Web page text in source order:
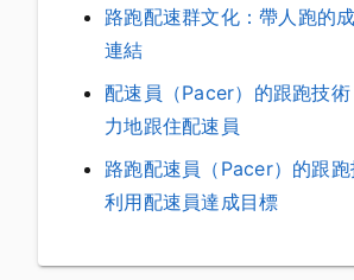
路跑配速群文化：帶人跑的
連結
配速員（Pacer）的跟跑技
力地跟住配速員
路跑配速員（Pacer）的跟
利用配速員達成目標